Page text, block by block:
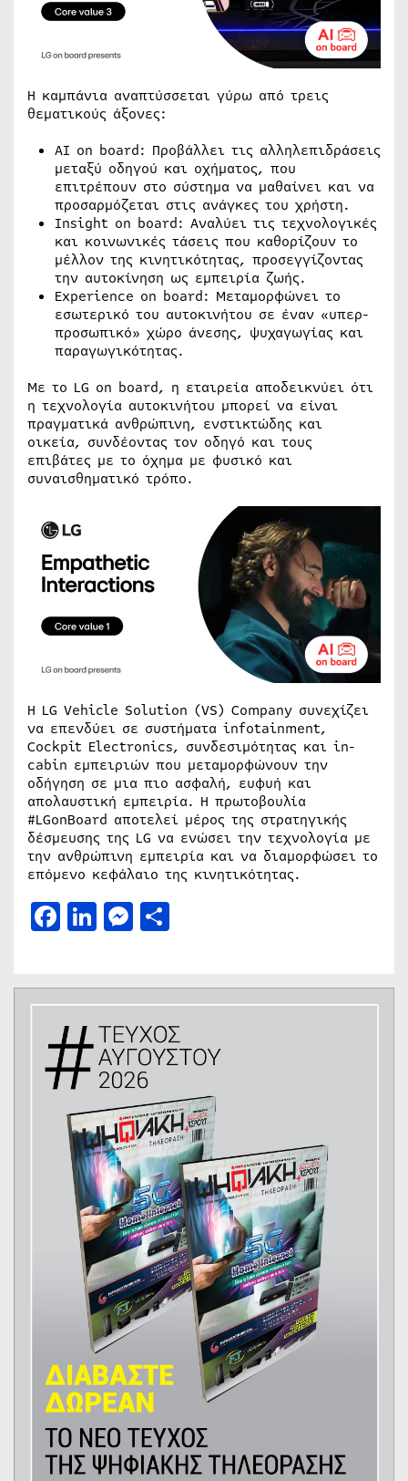
Η καμπάνια αναπτύσσεται γύρω από τρεις
θεματικούς άξονες:
AI on board: Προβάλλει τις αλληλεπιδράσεις
μεταξύ οδηγού και οχήματος, που
επιτρέπουν στο σύστημα να μαθαίνει και να
προσαρμόζεται στις ανάγκες του χρήστη.
Insight on board: Αναλύει τις τεχνολογικές
και κοινωνικές τάσεις που καθορίζουν το
μέλλον της κινητικότητας, προσεγγίζοντας
την αυτοκίνηση ως εμπειρία ζωής.
Experience on board: Μεταμορφώνει το
εσωτερικό του αυτοκινήτου σε έναν «υπερ-
προσωπικό» χώρο άνεσης, ψυχαγωγίας και
παραγωγικότητας.
Με το LG on board, η εταιρεία αποδεικνύει ότι
η τεχνολογία αυτοκινήτου μπορεί να είναι
πραγματικά ανθρώπινη, ενστικτώδης και
οικεία, συνδέοντας τον οδηγό και τους
επιβάτες με το όχημα με φυσικό και
συναισθηματικό τρόπο.
Η LG Vehicle Solution (VS) Company συνεχίζει
να επενδύει σε συστήματα infotainment,
Cockpit Electronics, συνδεσιμότητας και in-
cabin εμπειριών που μεταμορφώνουν την
οδήγηση σε μια πιο ασφαλή, ευφυή και
απολαυστική εμπειρία. Η πρωτοβουλία
#LGonBoard αποτελεί μέρος της στρατηγικής
δέσμευσης της LG να ενώσει την τεχνολογία με
την ανθρώπινη εμπειρία και να διαμορφώσει το
επόμενο κεφάλαιο της κινητικότητας.
Facebook
LinkedIn
Messenger